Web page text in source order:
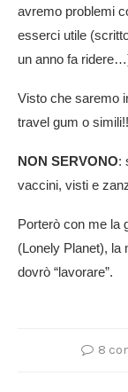
avremo problemi
esserci utile
un anno fa
Visto che saremo
travel gum o simili!!
NON SERVONO:
vaccini, visti e
Porterò con me la
(Lonely Planet), la
dovrò “lavorare”.
8